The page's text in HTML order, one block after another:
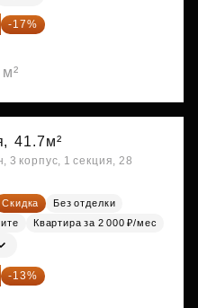
-17%
41.7м²
3 корпус, 1 секция, 28
Скидка
Без отделки
Квартира за 2 000 ₽/мес
-13%